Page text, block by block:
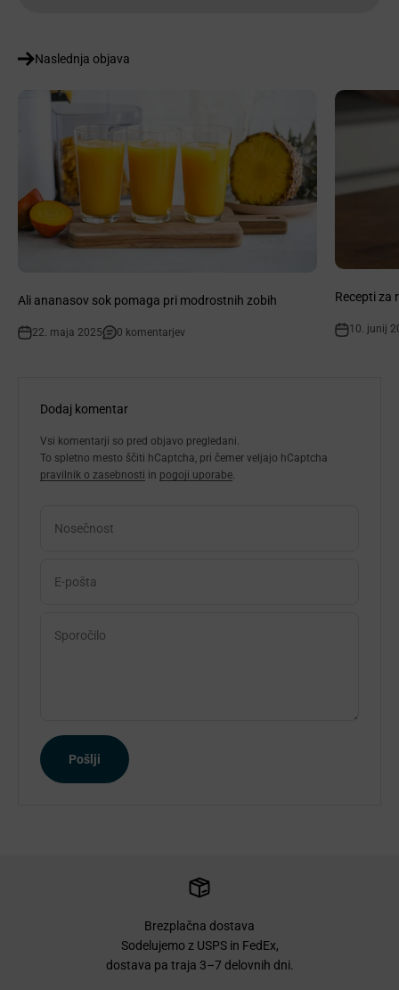
Naslednja objava
Ali ananasov sok pomaga pri modrostnih zobih
22. maja 2025 0 komentarjev
Recepti za
10. junij
Dodaj komentar
Vsi komentarji so pred objavo pregledani.
To spletno mesto ščiti hCaptcha, pri čemer veljajo hCaptcha
pravilnik o zasebnosti in pogoji uporabe
Nosečnost
E-pošta
Sporočilo
Pošlji
Brezplačna dostava
Sodelujemo z USPS in FedEx,
dostava pa traja 3–7 delovnih dni.